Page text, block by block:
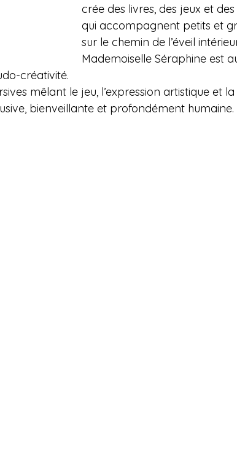
crée des livres, des jeux et des
qui accompagnent petits et
sur le chemin de l’éveil
Mademoiselle Séraphine est
créativité.
mêlant le jeu, l’expression artistique et
bienveillante et profondément humaine.